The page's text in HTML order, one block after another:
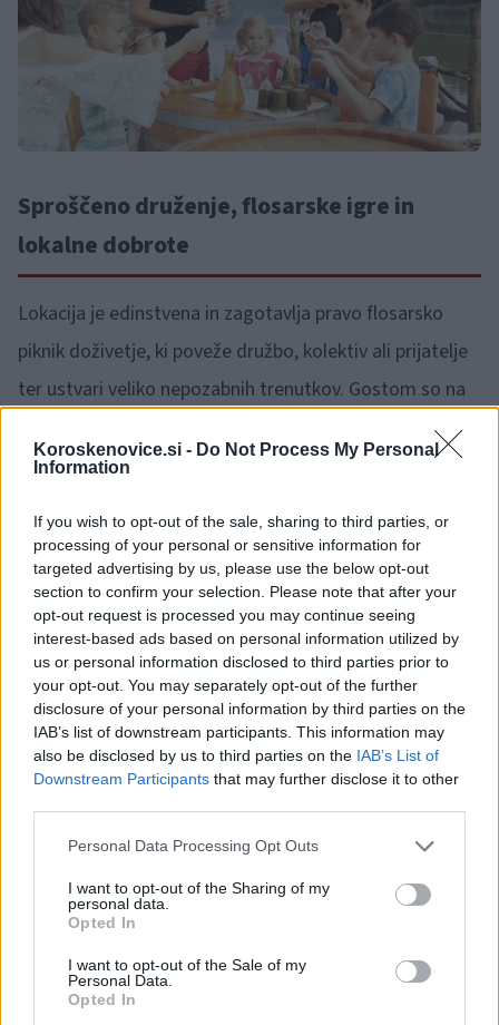
Koroskenovice.si - Do Not Process My Personal
Information
If you wish to opt-out of the sale, sharing to third parties, or
processing of your personal or sensitive information for
targeted advertising by us, please use the below opt-out
section to confirm your selection. Please note that after your
opt-out request is processed you may continue seeing
interest-based ads based on personal information utilized by
us or personal information disclosed to third parties prior to
your opt-out. You may separately opt-out of the further
disclosure of your personal information by third parties on the
IAB’s list of downstream participants. This information may
also be disclosed by us to third parties on the IAB’s List of
Downstream Participants that may further disclose it to other
Please note that this website/app uses one or more Google
not limited to your visit or usage behaviour. You may click to
grant or deny consent to Google and its third-party tags to
use your data for below specified purposes in below Google
consent section.
Personal Data Processing Opt Outs
I want to opt-out of the Sharing of my
personal data.
Opted In
I want to opt-out of the Sale of my
Personal Data.
Opted In
Sproščeno druženje, flosarske igre in
lokalne dobrote
Lokacija je edinstvena in zagotavlja pravo flosarsko
piknik doživetje, ki poveže družbo, kolektiv ali prijatelje
ter ustvari veliko nepozabnih trenutkov. Gostom so na
hladilnik za lastno pijačo, ozvočenje in ležalniki za
Poseben del doživetja predstavlja tudi bogat piknik
meni z dobrotami z žara.
Odlična ideja za praznovanje, druženje s
sodelavci ali team building